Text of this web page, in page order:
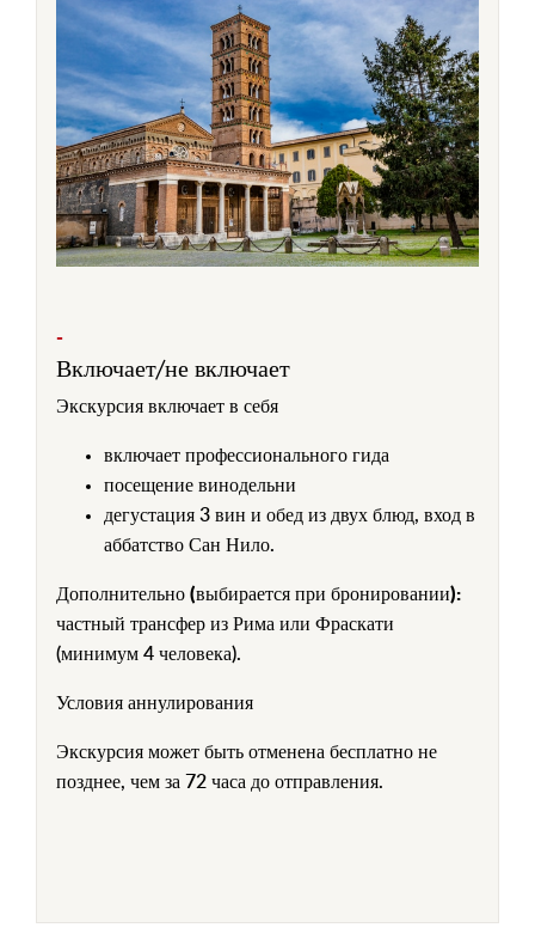
-
Включает/не включает
Экскурсия включает в себя
включает профессионального гида
посещение винодельни
дегустация 3 вин и обед из двух блюд, вход в
аббатство Сан Нило.
Дополнительно (выбирается при бронировании):
частный трансфер из Рима или Фраскати
(минимум 4 человека).
Условия аннулирования
Экскурсия может быть отменена бесплатно не
позднее, чем за 72 часа до отправления.